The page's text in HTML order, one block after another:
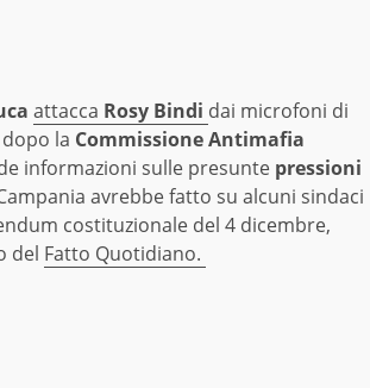
attacca Rosy Bindi dai microfoni di
la Commissione Antimafia
informazioni sulle presunte pressioni
avrebbe fatto su alcuni sindaci
costituzionale del 4 dicembre,
del Fatto Quotidiano.